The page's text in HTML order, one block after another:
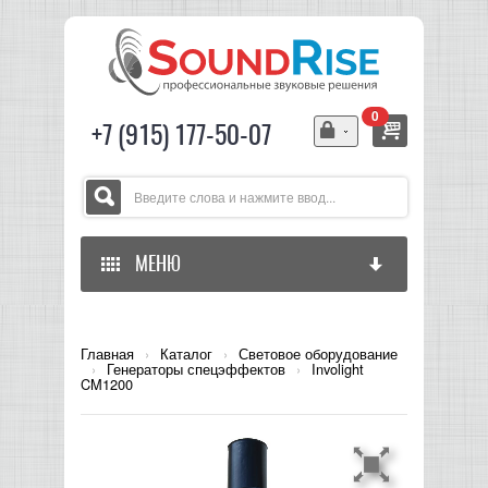
+7 (915) 177-50-07
0
МЕНЮ
ЗВУКОВОЕ ОБОРУДОВАНИЕ
Главная › Каталог › Световое оборудование
› Генераторы спецэффектов › Involight
CM1200